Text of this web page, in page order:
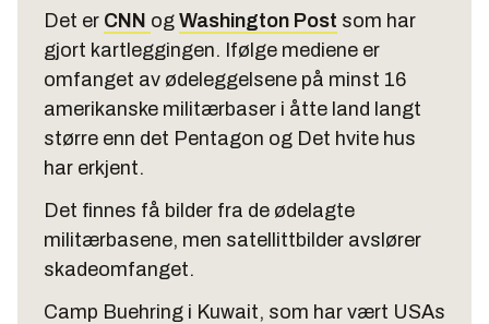
Det er CNN og Washington Post som har
gjort kartleggingen. Ifølge mediene er
omfanget av ødeleggelsene på minst 16
amerikanske militærbaser i åtte land langt
større enn det Pentagon og Det hvite hus
har erkjent.
Det finnes få bilder fra de ødelagte
militærbasene, men satellittbilder avslører
skadeomfanget.
Camp Buehring i Kuwait, som har vært USAs